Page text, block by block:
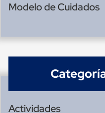
Modelo de Cuidados
Actividades